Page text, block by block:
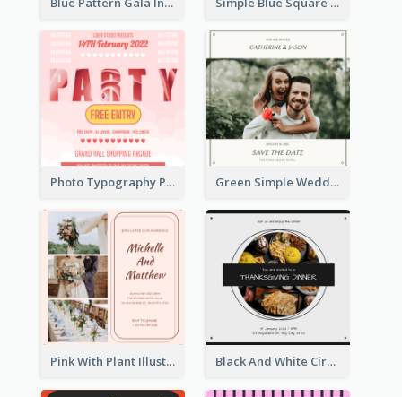
Photo Typography Party Invitation Design Templates Green Simple Wedding Photo Wedding Invitation
Pink With Plant Illustration Wedding Party Invitation Black And White Circle Photo Thanksgiving Dinner Invitation